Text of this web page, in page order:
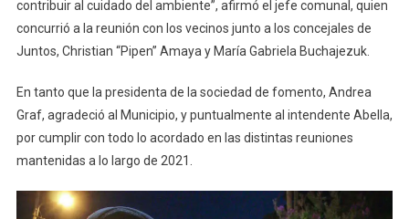
contribuir al cuidado del ambiente”, afirmó el jefe comunal, quien
concurrió a la reunión con los vecinos junto a los concejales de
Juntos, Christian “Pipen” Amaya y María Gabriela Buchajezuk.
En tanto que la presidenta de la sociedad de fomento, Andrea
Graf, agradeció al Municipio, y puntualmente al intendente Abella,
por cumplir con todo lo acordado en las distintas reuniones
mantenidas a lo largo de 2021.